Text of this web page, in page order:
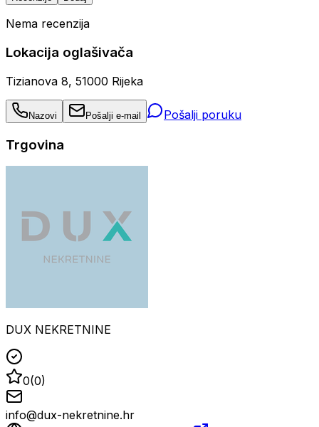
Nema recenzija
Lokacija oglašivača
Tizianova 8, 51000 Rijeka
Nazovi Pošalji e-mail Pošalji poruku
Trgovina
DUX NEKRETNINE
0(0)
info@dux-nekretnine.hr